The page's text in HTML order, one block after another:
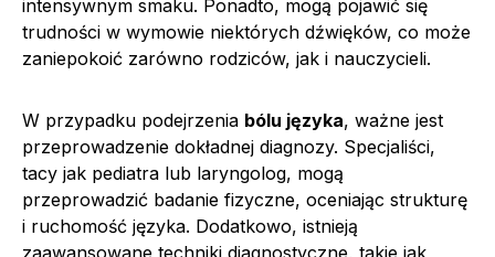
intensywnym smaku. Ponadto, mogą pojawić się
trudności w wymowie niektórych dźwięków, co może
zaniepokoić zarówno rodziców, jak i nauczycieli.
W przypadku podejrzenia bólu języka, ważne jest
przeprowadzenie dokładnej diagnozy. Specjaliści,
tacy jak pediatra lub laryngolog, mogą
przeprowadzić badanie fizyczne, oceniając strukturę
i ruchomość języka. Dodatkowo, istnieją
zaawansowane techniki diagnostyczne, takie jak